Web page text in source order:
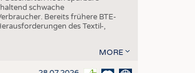
schwache
Bereits frühere BTE-
des Textil-,
MORE